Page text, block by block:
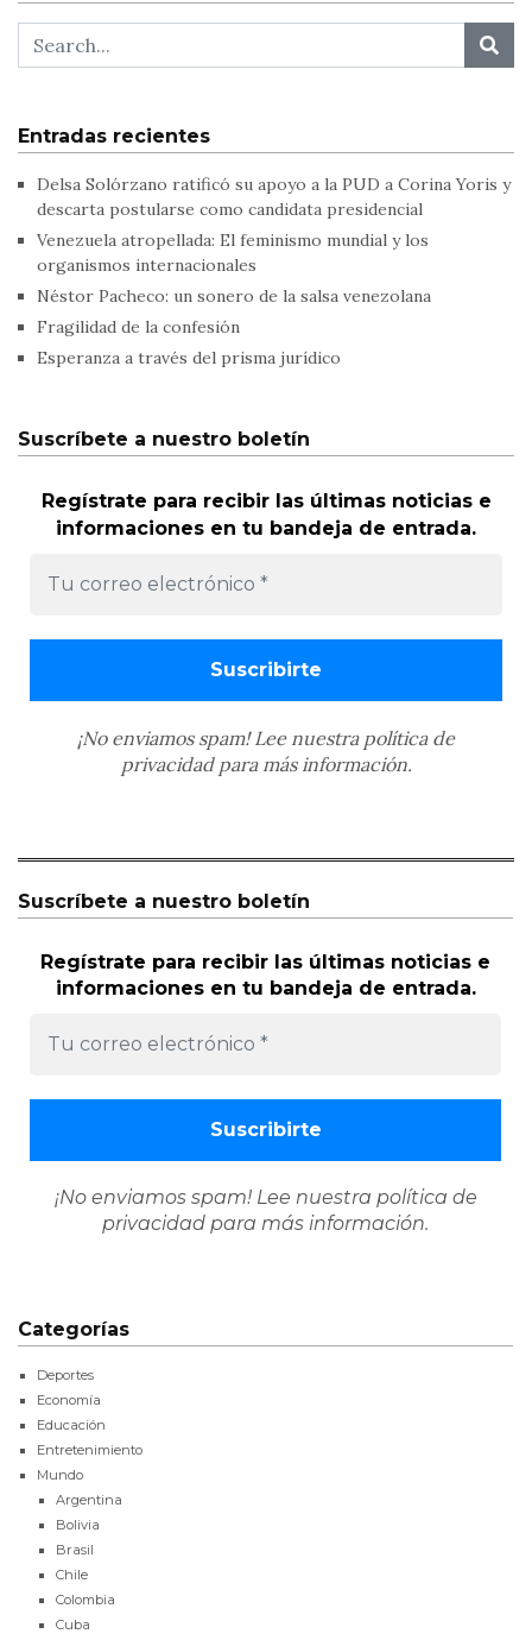
Entradas recientes
Delsa Solórzano ratificó su apoyo a la PUD a Corina Yoris y
descarta postularse como candidata presidencial
Venezuela atropellada: El feminismo mundial y los
organismos internacionales
Néstor Pacheco: un sonero de la salsa venezolana
Fragilidad de la confesión
Esperanza a través del prisma jurídico
Suscríbete a nuestro boletín
Regístrate para recibir las últimas noticias e
informaciones en tu bandeja de entrada.
¡No enviamos spam! Lee nuestra política de
privacidadpara más información.
Suscríbete a nuestro boletín
Regístrate para recibir las últimas noticias e
informaciones en tu bandeja de entrada.
¡No enviamos spam! Lee nuestra política de
privacidad para más información.
Categorías
Deportes
Economía
Educación
Entretenimiento
Mundo
Argentina
Bolivia
Brasil
Chile
Colombia
Cuba